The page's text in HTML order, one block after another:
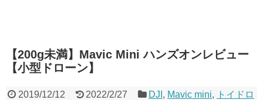
【200g未満】Mavic Mini ハンズオンレビュー
【小型ドローン】
2019/12/12 2022/2/27 DJI , Mavic mini,
トイドロ